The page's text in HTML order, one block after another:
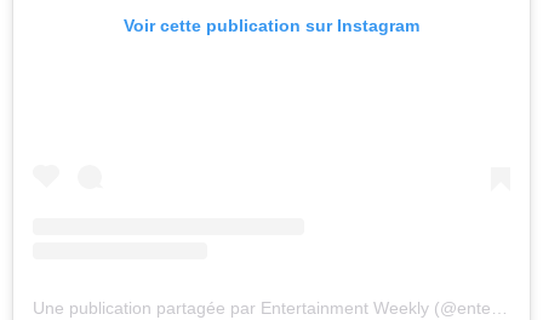
Voir cette publication sur Instagram
Une publication partagée par Entertainment Weekly (@entertainmentweekly)